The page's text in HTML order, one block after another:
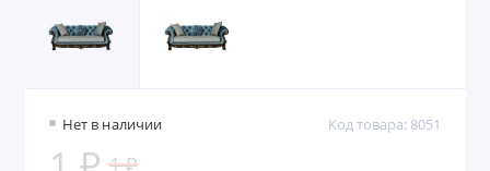
Нет в наличии Код товара: 8051
1 ₽